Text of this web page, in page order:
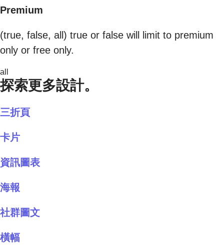
Premium
(true, false, all) true or false will limit to premium
only or free only.
all
探索更多設計。
三折頁
卡片
資訊圖表
海報
社群圖文
橫幅